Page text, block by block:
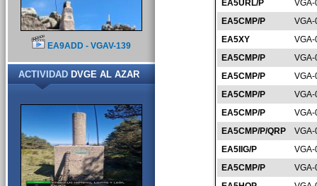
EA5URL/P
EA5CMP/P
EA5XY
EA5CMP/P
EA5CMP/P
EA5CMP/P
EA5CMP/P
EA5CMP/P/QRP
EA5IIG/P
EA5CMP/P
EA9ADD - VGAV-139
ACTIVIDADDVGE AL AZAR